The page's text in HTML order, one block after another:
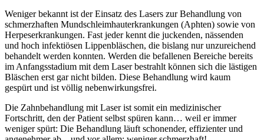
Weniger bekannt ist der Einsatz des Lasers zur Behandlung von
schmerzhaften Mundschleimhauterkrankungen (Aphten) sowie von
Herpeserkrankungen. Fast jeder kennt die juckenden, nässenden
und hoch infektiösen Lippenbläschen, die bislang nur unzureichend
behandelt werden konnten. Werden die befallenen Bereiche bereits
im Anfangsstadium mit dem Laser bestrahlt können sich die lästigen
Bläschen erst gar nicht bilden. Diese Behandlung wird kaum
gespürt und ist völlig nebenwirkungsfrei.
Die Zahnbehandlung mit Laser ist somit ein medizinischer
Fortschritt, den der Patient selbst spüren kann… weil er immer
weniger spürt: Die Behandlung läuft schonender, effizienter und